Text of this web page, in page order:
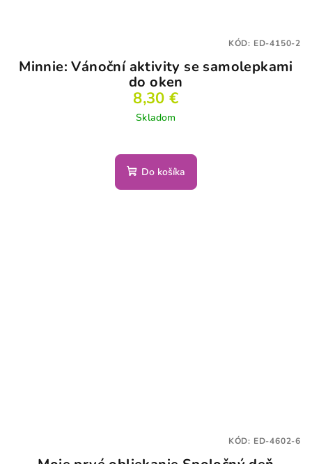
Minnie: Vánoční aktivity se samolepkami
do oken
8,30 €
Skladom
Do košíka
KÓD: ED-4150-2
KÓD: ED-4602-6